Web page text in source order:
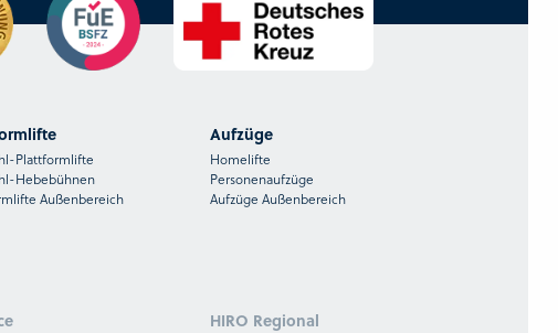
Plattformlifte
Hebebühnen
Außenbereich
Aufzüge
Homelifte
Personenaufzüge
Aufzüge Außenbereich
HIRO Regional